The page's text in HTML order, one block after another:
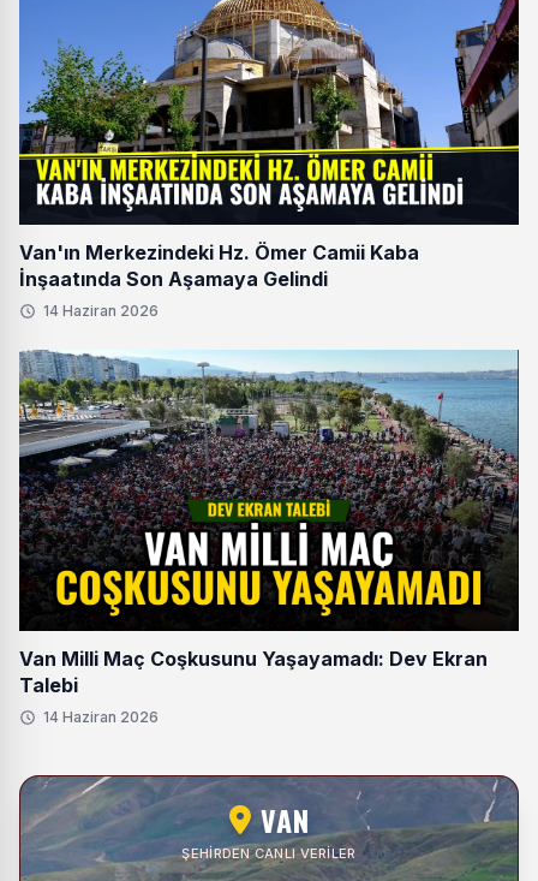
Van'ın Merkezindeki Hz. Ömer Camii Kaba
İnşaatında Son Aşamaya Gelindi
14 Haziran 2026
Van Milli Maç Coşkusunu Yaşayamadı: Dev Ekran
Talebi
14 Haziran 2026
VAN
ŞEHIRDEN CANLI VERILER